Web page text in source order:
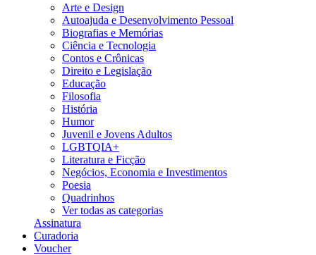
Arte e Design
Autoajuda e Desenvolvimento Pessoal
Biografias e Memórias
Ciência e Tecnologia
Contos e Crônicas
Direito e Legislação
Educação
Filosofia
História
Humor
Juvenil e Jovens Adultos
LGBTQIA+
Literatura e Ficção
Negócios, Economia e Investimentos
Poesia
Quadrinhos
Ver todas as categorias
Assinatura
Curadoria
Voucher